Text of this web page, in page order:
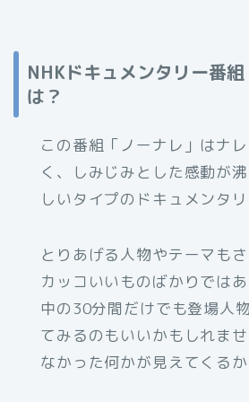
NHKドキュメンタリー番
は？
この番組「ノーナレ」はナ
く、しみじみとした感動が
しいタイプのドキュメンタリ
とりあげる人物やテーマも
カッコいいものばかりでは
中の30分間だけでも登場人
てみるのもいいかもしれま
なかった何かが見えてくるか